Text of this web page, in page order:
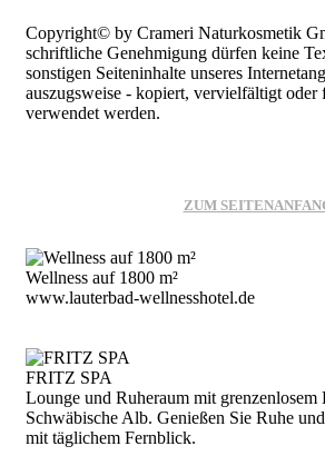
Copyright© by Crameri Naturkosmetik
schriftliche Genehmigung dürfen keine
sonstigen Seiteninhalte unseres
auszugsweise - kopiert, vervielfältigt oder
verwendet werden.
ZUM
Wellness auf 1800 m²
www.lauterbad-wellnesshotel.de
FRITZ SPA
Lounge und Ruheraum mit
Schwäbische Alb. Genießen Sie Ruhe
mit täglichem Fernblick.